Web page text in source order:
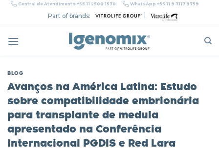
Skip Central de Atendimento +55 11 2500 1570 WhatsApp +55 11 9 7117 9759
Part of brands:
BLOG
Avanços na América Latina: Estudo
sobre compatibilidade embrionária
para transplante de medula
apresentado na Conferência
Internacional PGDIS e Red Lara